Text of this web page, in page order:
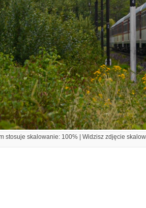
stosuje skalowanie: 100% | Widzisz zdjęcie